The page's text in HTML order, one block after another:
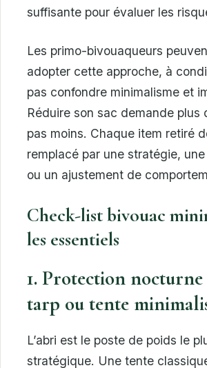
suffisante pour évaluer les
Les primo-bivouaqueurs
adopter cette approche, à
pas confondre minimalisme et
Réduire son sac demande plus
pas moins. Chaque item retiré
remplacé par une stratégie,
ou un ajustement de
Check-list bivouac
les essentiels
1. Protection
tarp ou tente
L’abri est le poste de poids le
stratégique. Une tente